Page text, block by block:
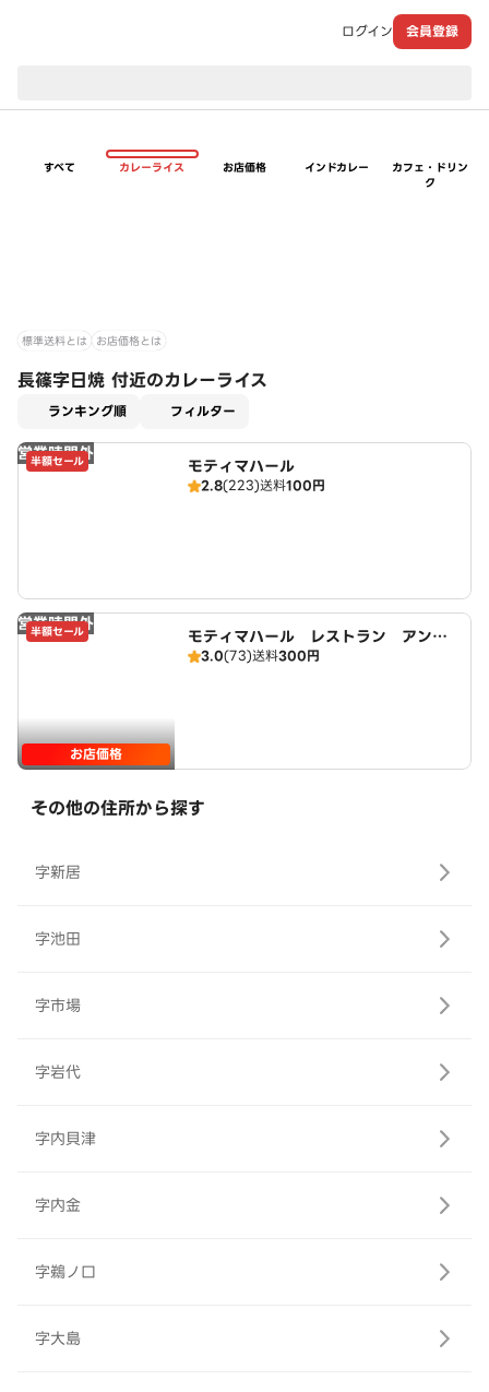
ログイン 会員登録
すべて カレーライス お店価格 インドカレー
カフェ・ドリン
ク
標準送料とは お店価格とは
長篠字日焼 付近のカレーライス
ランキング順 フィルター
営業時間外
半額セール モティマハール
2.8(223)送料100円
営業時間外
半額セール
お店価格
モティマハール レストラン アンド
バー
3.0(73)送料300円
その他の住所から探す
字新居
字池田
字市場
字岩代
字内貝津
字内金
字鵜ノ口
字大島